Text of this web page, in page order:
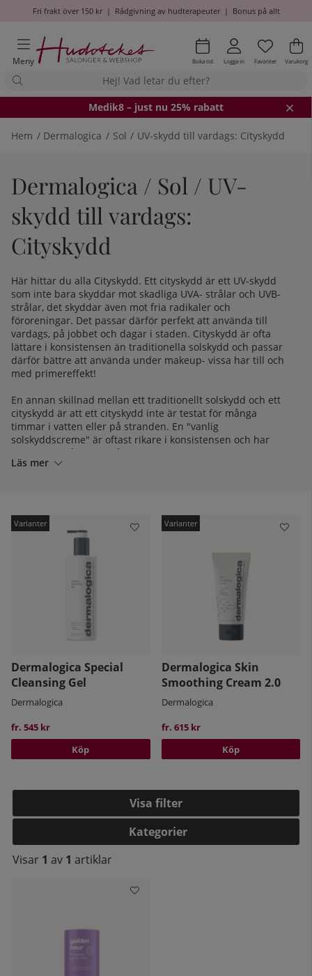
Fri frakt över 150 kr| Rådgivning av hudterapeuter| Bonus på allt
Meny Boka tid Logga in Antal i
.
Favoriter .
Varukorg
Medik8 – just nu 25% rabatt
Hem Dermalogica Sol UV-skydd till vardags: Cityskydd
Dermalogica / Sol / UV-
skydd till vardags:
Cityskydd
Här hittar du alla Cityskydd. Ett cityskydd är ett UV-skydd
som inte bara skyddar mot skadliga UVA- strålar och UVB-
strålar, det skyddar även mot fria radikaler och
föroreningar. Det passar därför perfekt att använda till
vardags, på jobbet och dagar i staden. Cityskydd är ofta
lättare i konsistensen än traditionella solskydd och passar
därför bättre att använda under makeup- vissa har till och
med primereffekt!
En annan skillnad mellan ett traditionellt solskydd och ett
cityskydd är att ett cityskydd inte är testat för många
timmar i vatten eller på stranden. En "vanlig
solskyddscreme" är oftast rikare i konsistensen och har
högre krav på sig att hålla sitt UV-skydd trots värme,
svettning och bad. Ett cityskydd hittar du ofta bland
Så ska du på solsemester, kika på solskydd i vår
solskyddskatergori
Letar du efter ett UV-skydd att ha varje dag, om du jobbar
inomhus och kanske sitter mycket vid datorn? Där ska du
kika vidare på våra cityskydd.
Är du osäker på vilket som passar dig bäst? Vi hjälper dig
gärna hitta rätt! Kontakta oss på mail eller telefon, våra
kontaktuppgifter finns
Läs mer
Dermalogica Special
Cleansing Gel
Dermalogica
fr. 545 kr
Köp
Dermalogica Skin
Smoothing Cream 2.0
Dermalogica
fr. 615 kr
Köp
Filtrera
Kategorier
Visar 1 av 1 artiklar